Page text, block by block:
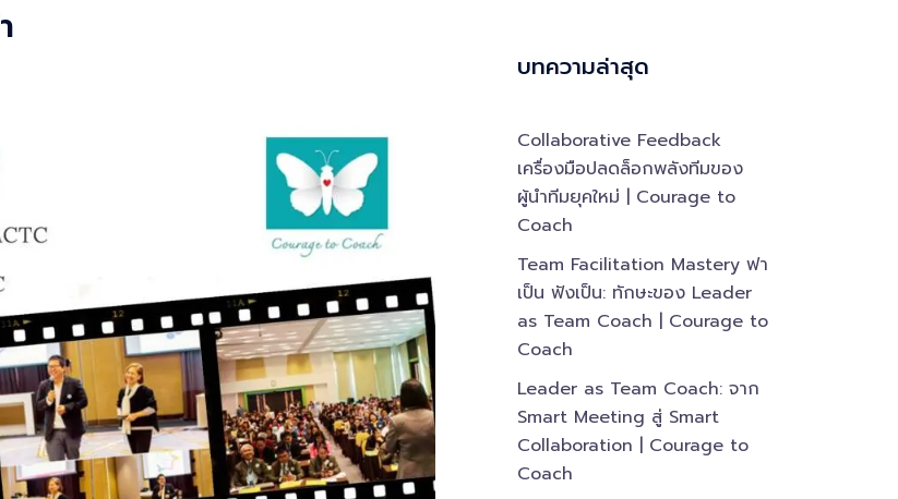
บทความล่าสุด
Collaborative Feedback
เครื่องมือปลดล็อกพลังทีมของ
ผู้นำทีมยุคใหม่ | Courage to
Coach
Team Facilitation Mastery ฟา
เป็น ฟังเป็น: ทักษะของ Leader
as Team Coach | Courage to
Coach
Leader as Team Coach: จาก
Smart Meeting สู่ Smart
Collaboration | Courage to
Coach